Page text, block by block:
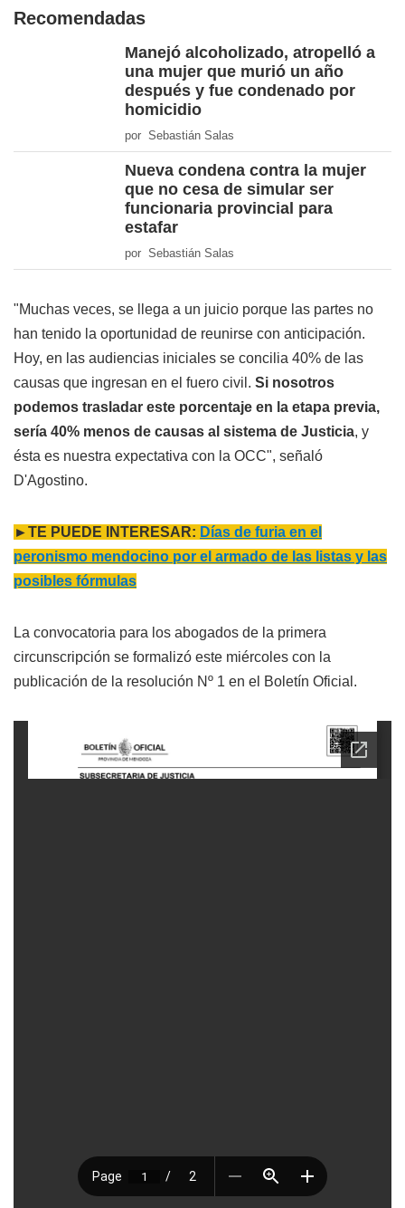
Recomendadas
Manejó alcoholizado, atropelló a
una mujer que murió un año
después y fue condenado por
homicidio
por Sebastián Salas
Nueva condena contra la mujer
que no cesa de simular ser
funcionaria provincial para
estafar
por Sebastián Salas
"Muchas veces, se llega a un juicio porque las partes no
han tenido la oportunidad de reunirse con anticipación.
Hoy, en las audiencias iniciales se concilia 40% de las
causas que ingresan en el fuero civil. Si nosotros
podemos trasladar este porcentaje en la etapa previa,
sería 40% menos de causas al sistema de Justicia, y
ésta es nuestra expectativa con la OCC", señaló
D'Agostino.
►TE PUEDE INTERESAR: Días de furia en el
peronismo mendocino por el armado de las listas y las
posibles fórmulas
La convocatoria para los abogados de la primera
circunscripción se formalizó este miércoles con la
publicación de la resolución Nº 1 en el Boletín Oficial.